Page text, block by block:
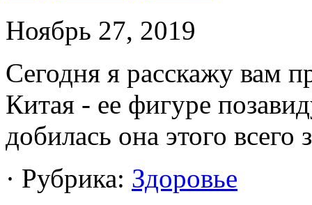
Ноябрь 27, 2019
Сегодня я расскажу вам
Китая - ее фигуре
добилась она этого всего
· Рубрика: Здоровье